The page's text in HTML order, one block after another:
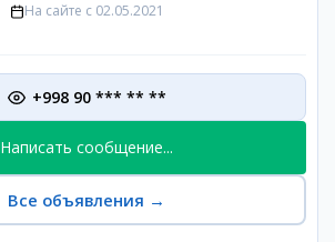
На сайте с 02.05.2021
+998 90 *** ** **
Написать сообщение...
Все объявления →